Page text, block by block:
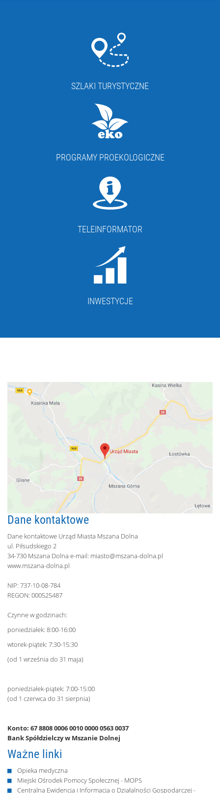
SZLAKI TURYSTYCZNE
PROGRAMY PROEKOLOGICZNE
TELEINFORMATOR
INWESTYCJE
Dane kontaktowe
Dane kontaktowe Urząd Miasta Mszana Dolna
ul. Piłsudskiego 2
34-730 Mszana Dolna e-mail: miasto@mszana-dolna.pl
www.mszana-dolna.pl
NIP: 737-10-08-784
REGON: 000525487
Czynne w godzinach:
poniedziałek: 8:00-16:00
wtorek-piątek: 7:30-15:30
(od 1 września do 31 maja)
poniedziałek-piątek: 7:00-15:00
(od 1 czerwca do 31 sierpnia)
Konto: 67 8808 0006 0010 0000 0563 0037
Bank Spółdzielczy w Mszanie Dolnej
Ważne linki
Opieka medyczna
Miejski Ośrodek Pomocy Społecznej - MOPS
Centralna Ewidencja i Informacja o Działalności Gospodarczej -